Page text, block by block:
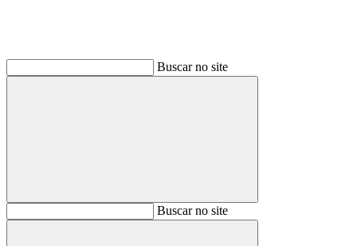
Buscar no site
BuscarBuscar no site